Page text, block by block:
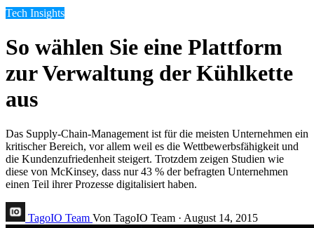
Tech Insights
So wählen Sie eine Plattform
zur Verwaltung der Kühlkette
aus
Das Supply-Chain-Management ist für die meisten Unternehmen ein
kritischer Bereich, vor allem weil es die Wettbewerbsfähigkeit und
die Kundenzufriedenheit steigert. Trotzdem zeigen Studien wie
diese von McKinsey, dass nur 43 % der befragten Unternehmen
einen Teil ihrer Prozesse digitalisiert haben.
TagoIO Team Von TagoIO Team · August 14, 2015